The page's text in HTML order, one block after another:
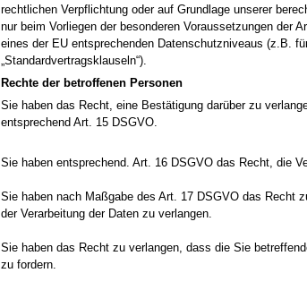
rechtlichen Verpflichtung oder auf Grundlage unserer
nur beim Vorliegen der besonderen Voraussetzungen der
eines der EU entsprechenden Datenschutzniveaus (z.B.
„Standardvertragsklauseln“).
Rechte der betroffenen Personen
Sie haben das Recht, eine Bestätigung darüber zu
entsprechend Art. 15 DSGVO.
Sie haben entsprechend. Art. 16 DSGVO das Recht, die
Sie haben nach Maßgabe des Art. 17 DSGVO das Recht
der Verarbeitung der Daten zu verlangen.
Sie haben das Recht zu verlangen, dass die Sie
zu fordern.